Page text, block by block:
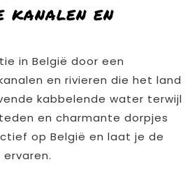
kanalen en
in België door een
en rivieren die het land
kabbelende water terwijl
en charmante dorpjes
op België en laat je de